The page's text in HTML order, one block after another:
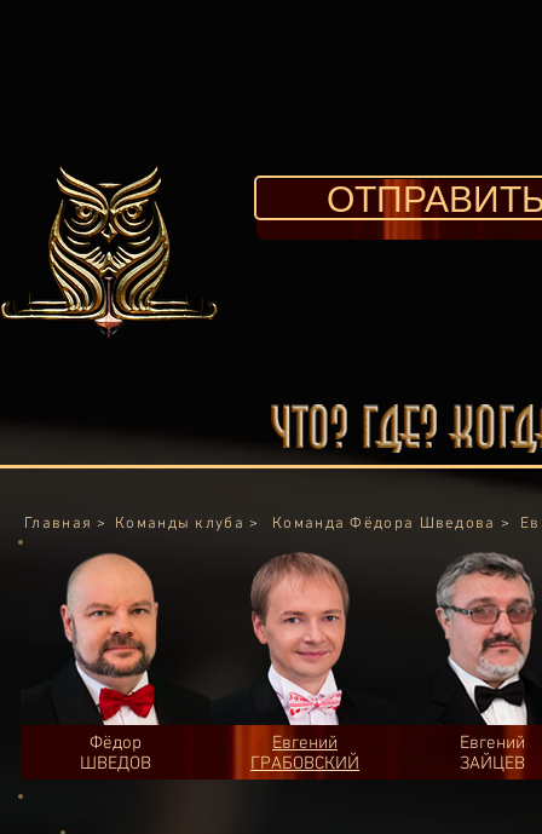
Главная > Команды клуба > Команда Фёдора Шведова >
Фёдор
ШВЕДОВ
Евгений
ГРАБОВСКИЙ
Евгений
ЗАЙЦЕВ